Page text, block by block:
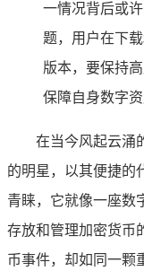
一情况背后或
题，用户在下
版本，要保持
保障自身数字资
在当今风起云涌
的明星，以其便捷的
青睐，它就像一座数
存放和管理加密货币
币事件，却如同一颗